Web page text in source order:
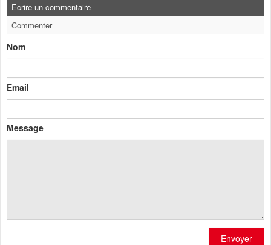
Ecrire un commentaire
Commenter
Nom
Email
Message
Envoyer